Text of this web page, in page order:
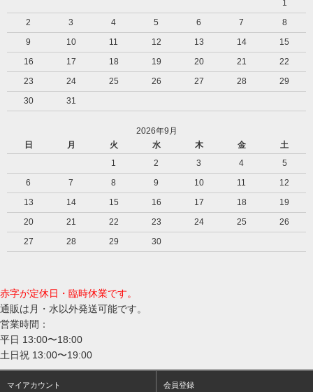
1
2
3 4 5 6 7
8
9
10 11 12 13 14
15
16
17 18 19 20 21
22
23
24 25 26 27 28
29
30
31
2026年9月
日
月 火 水 木 金
土
1
2 3 4
5
6
7 8 9 10 11
12
13
14 15 16 17 18
19
20
21 22 23 24 25
26
27
28 29 30
赤字が定休日・臨時休業です。
通販は月・水以外発送可能です。
営業時間：
平日 13:00〜18:00
土日祝 13:00〜19:00
マイアカウント 会員登録